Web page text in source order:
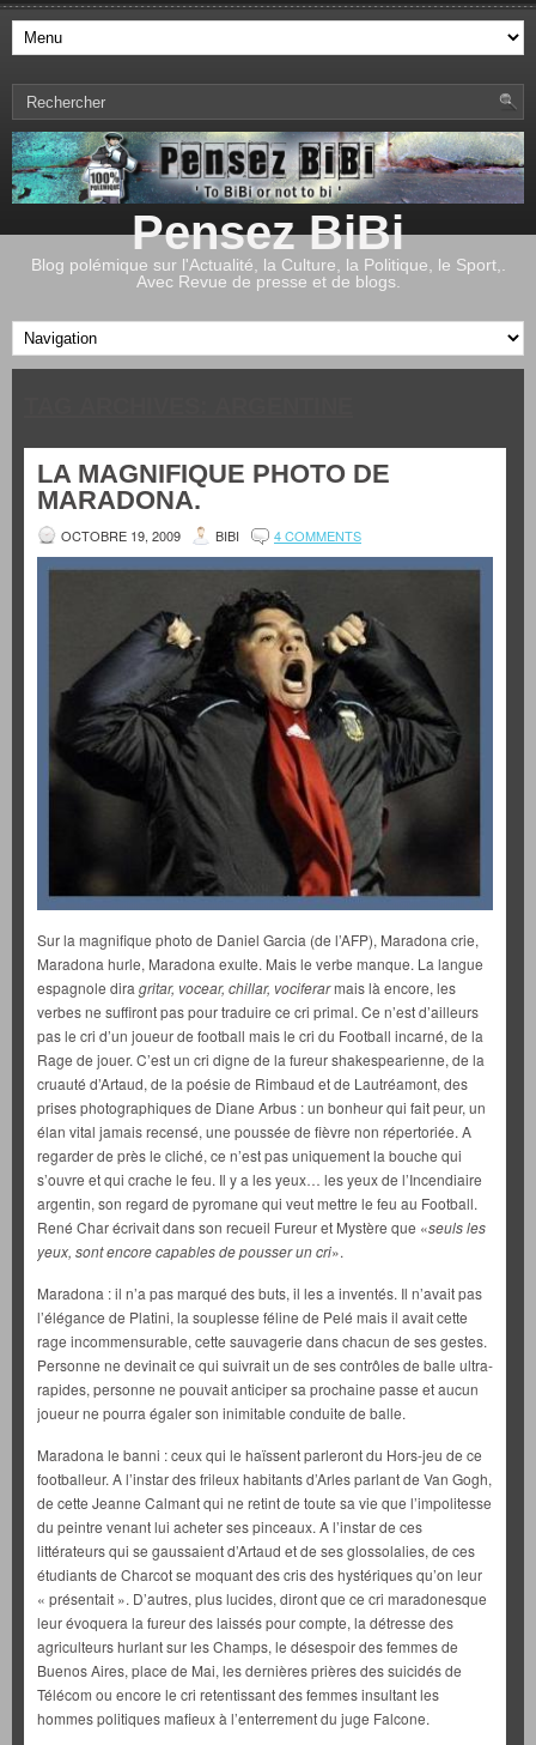
Pensez BiBi
Blog polémique sur l'Actualité, la Culture, la Politique, le Sport,.
Avec Revue de presse et de blogs.
LA MAGNIFIQUE PHOTO DE
MARADONA.
OCTOBRE 19, 2009 BIBI 4 COMMENTS
Sur la magnifique photo de Daniel Garcia (de l’AFP), Maradona crie,
Maradona hurle, Maradona exulte. Mais le verbe manque. La langue
espagnole dira gritar, vocear, chillar, vociferarmais là encore, les
verbes ne suffiront pas pour traduire ce cri primal. Ce n’est d’ailleurs
pas le cri d’un joueur de football mais le cri du Football incarné, de la
Rage de jouer. C’est un cri digne de la fureur shakespearienne, de la
cruauté d’Artaud, de la poésie de Rimbaud et de Lautréamont, des
prises photographiques de Diane Arbus : un bonheur qui fait peur, un
élan vital jamais recensé, une poussée de fièvre non répertoriée. A
regarder de près le cliché, ce n’est pas uniquement la bouche qui
s’ouvre et qui crache le feu. Il y a les yeux… les yeux de l’Incendiaire
argentin, son regard de pyromane qui veut mettre le feu au Football.
René Char écrivait dans son recueil Fureur et Mystère que «seuls les
yeux, sont encore capables de pousser un cri».
Maradona : il n’a pas marqué des buts, il les a inventés. Il n’avait pas
l’élégance de Platini, la souplesse féline de Pelé mais il avait cette
rage incommensurable, cette sauvagerie dans chacun de ses gestes.
Personne ne devinait ce qui suivrait un de ses contrôles de balle ultra-
rapides, personne ne pouvait anticiper sa prochaine passe et aucun
joueur ne pourra égaler son inimitable conduite de balle.
Maradona le banni : ceux qui le haïssent parleront du Hors-jeu de ce
footballeur. A l’instar des frileux habitants d’Arles parlant de Van Gogh,
de cette Jeanne Calmant qui ne retint de toute sa vie que l’impolitesse
du peintre venant lui acheter ses pinceaux. A l’instar de ces
littérateurs qui se gaussaient d’Artaud et de ses glossolalies, de ces
étudiants de Charcot se moquant des cris des hystériques qu’on leur
« présentait ». D’autres, plus lucides, diront que ce cri maradonesque
leur évoquera la fureur des laissés pour compte, la détresse des
agriculteurs hurlant sur les Champs, le désespoir des femmes de
Buenos Aires, place de Mai, les dernières prières des suicidés de
Télécom ou encore le cri retentissant des femmes insultant les
hommes politiques mafieux à l’enterrement du juge Falcone.